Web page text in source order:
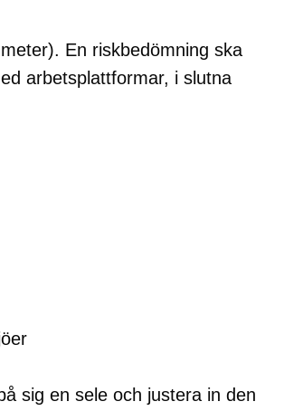
En riskbedömning ska
arbetsplattformar, i slutna
sig en sele och justera in den